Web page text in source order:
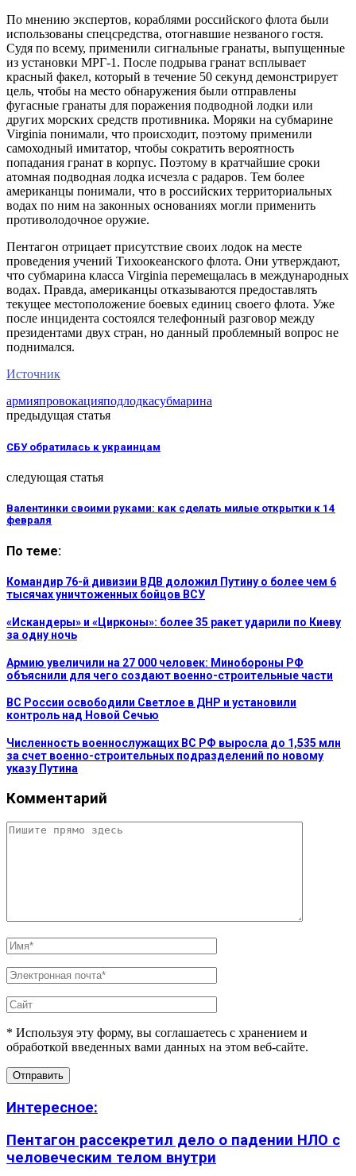
По мнению экспертов, кораблями российского флота были
использованы спецсредства, отогнавшие незваного гостя.
Судя по всему, применили сигнальные гранаты, выпущенные
из установки МРГ-1. После подрыва гранат всплывает
красный факел, который в течение 50 секунд демонстрирует
цель, чтобы на место обнаружения были отправлены
фугасные гранаты для поражения подводной лодки или
других морских средств противника. Моряки на субмарине
Virginia понимали, что происходит, поэтому применили
самоходный имитатор, чтобы сократить вероятность
попадания гранат в корпус. Поэтому в кратчайшие сроки
атомная подводная лодка исчезла с радаров. Тем более
американцы понимали, что в российских территориальных
водах по ним на законных основаниях могли применить
противолодочное оружие.
Пентагон отрицает присутствие своих лодок на месте
проведения учений Тихоокеанского флота. Они утверждают,
что субмарина класса Virginia перемещалась в международных
водах. Правда, американцы отказываются предоставлять
текущее местоположение боевых единиц своего флота. Уже
после инцидента состоялся телефонный разговор между
президентами двух стран, но данный проблемный вопрос не
поднимался.
Источник
армияпровокацияподлодкасубмарина
предыдущая статья
СБУ обратилась к украинцам
следующая статья
Валентинки своими руками: как сделать милые открытки к 14
февраля
По теме:
Командир 76-й дивизии ВДВ доложил Путину о более чем 6
тысячах уничтоженных бойцов ВСУ
«Искандеры» и «Цирконы»: более 35 ракет ударили по Киеву
за одну ночь
Армию увеличили на 27 000 человек: Минобороны РФ
объяснили для чего создают военно-строительные части
ВС России освободили Светлое в ДНР и установили
контроль над Новой Сечью
Численность военнослужащих ВС РФ выросла до 1,535 млн
за счет военно-строительных подразделений по новому
указу Путина
Комментарий
* Используя эту форму, вы соглашаетесь с хранением и
обработкой введенных вами данных на этом веб-сайте.
Интересное:
Пентагон рассекретил дело о падении НЛО с
человеческим телом внутри